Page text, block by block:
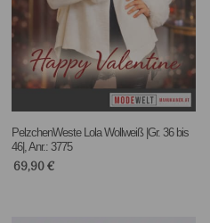
PelzchenWeste Lola Wollweiß |Gr. 36 bis
46|, Anr.: 3775
69,90€